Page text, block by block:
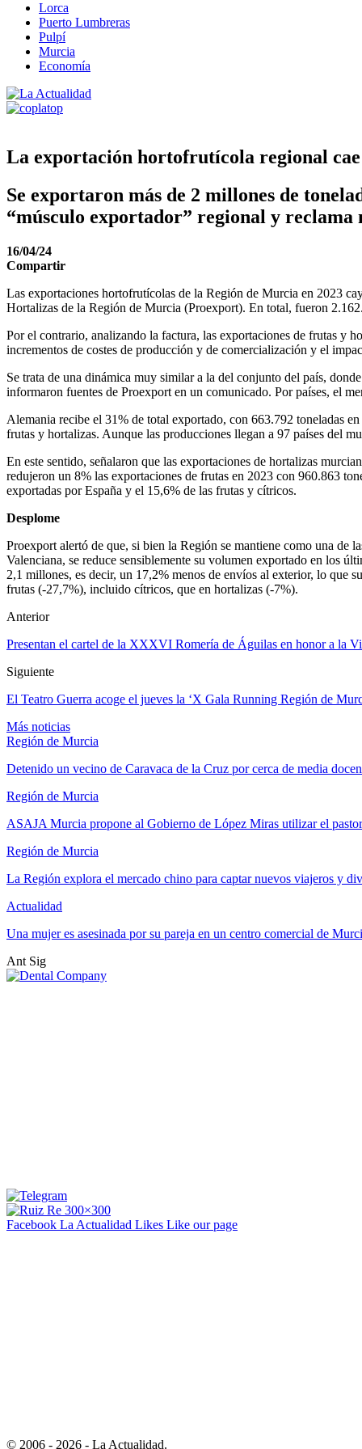
Lorca
Puerto Lumbreras
Pulpí
Murcia
Economía
La exportación hortofrutícola regional cae
Se exportaron más de 2 millones de
“músculo exportador” regional y reclama
16/04/24
Compartir
Las exportaciones hortofrutícolas de la Región de Murcia en 2023
Hortalizas de la Región de Murcia (Proexport). En total, fueron
Por el contrario, analizando la factura, las exportaciones de frutas y
incrementos de costes de producción y de comercialización y el
Se trata de una dinámica muy similar a la del conjunto del país,
informaron fuentes de Proexport en un comunicado. Por países, el
Alemania recibe el 31% de total exportado, con 663.792 toneladas
frutas y hortalizas. Aunque las producciones llegan a 97 países del
En este sentido, señalaron que las exportaciones de hortalizas
redujeron un 8% las exportaciones de frutas en 2023 con 960.863
exportadas por España y el 15,6% de las frutas y cítricos.
Desplome
Proexport alertó de que, si bien la Región se mantiene como una de
Valenciana, se reduce sensiblemente su volumen exportado en los
2,1 millones, es decir, un 17,2% menos de envíos al exterior, lo que
frutas (-27,7%), incluido cítricos, que en hortalizas (-7%).
Anterior
Presentan el cartel de la XXXVI Romería de Águilas en honor a la
Siguiente
El Teatro Guerra acoge el jueves la ‘X Gala Running Región de
Más noticias
Región de Murcia
Detenido un vecino de Caravaca de la Cruz por cerca de media
Región de Murcia
ASAJA Murcia propone al Gobierno de López Miras utilizar el
Región de Murcia
La Región explora el mercado chino para captar nuevos viajeros y
Actualidad
Una mujer es asesinada por su pareja en un centro comercial de
Ant Sig
Facebook La Actualidad Likes Like our page
© 2006 - 2026 - La Actualidad.